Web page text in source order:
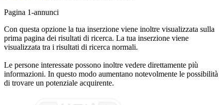
Pagina 1-annunci
Con questa opzione la tua inserzione viene inoltre visualizzata sulla
prima pagina dei risultati di ricerca. La tua inserzione viene
visualizzata tra i risultati di ricerca normali.
Le persone interessate possono inoltre vedere direttamente più
informazioni. In questo modo aumentano notevolmente le possibilità
di trovare un potenziale acquirente.